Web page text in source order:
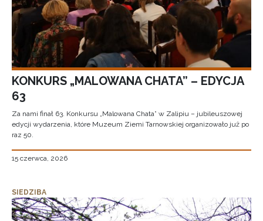
KONKURS „MALOWANA CHATA” – EDYCJA
63
Za nami finał 63. Konkursu „Malowana Chata” w Zalipiu – jubileuszowej
edycji wydarzenia, które Muzeum Ziemi Tarnowskiej organizowało już po
raz 50.
15 czerwca, 2026
SIEDZIBA